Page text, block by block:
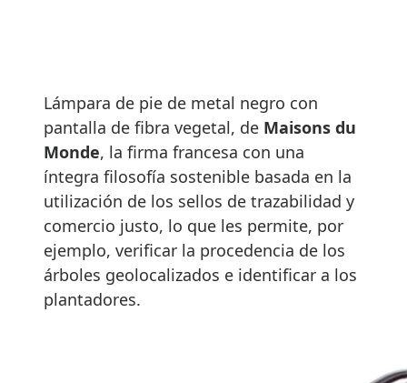
Lámpara de pie de metal negro con
pantalla de fibra vegetal, de Maisons du
Monde, la firma francesa con una
íntegra filosofía sostenible basada en la
utilización de los sellos de trazabilidad y
comercio justo, lo que les permite, por
ejemplo, verificar la procedencia de los
árboles geolocalizados e identificar a los
plantadores.